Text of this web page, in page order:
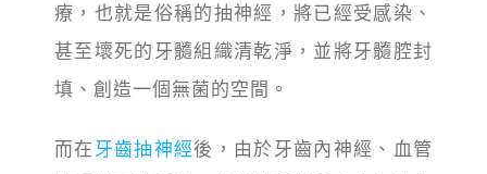
療，也就是俗稱的抽神經，將已經受感染、
甚至壞死的牙髓組織清乾淨，並將牙髓腔封
填、創造一個無菌的空間。
而在 牙齒抽神經後，由於牙齒內神經、血管